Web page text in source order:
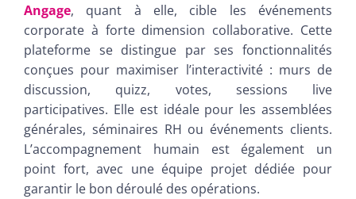
Angage, quant à elle, cible les événements
corporate à forte dimension collaborative. Cette
plateforme se distingue par ses fonctionnalités
conçues pour maximiser l’interactivité : murs de
discussion, quizz, votes, sessions live
participatives. Elle est idéale pour les assemblées
générales, séminaires RH ou événements clients.
L’accompagnement humain est également un
point fort, avec une équipe projet dédiée pour
garantir le bon déroulé des opérations.